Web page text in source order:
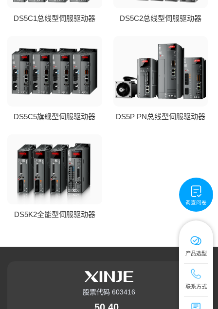
DS5C1总线型伺服驱动器 DS5C2总线型伺服驱动器
DS5C5旗舰型伺服驱动器 DS5P PN总线型伺服驱动器
DS5K2全能型伺服驱动器
股票代码 603416
50.40
调查问卷
产品选型
联系方式
技术服务热